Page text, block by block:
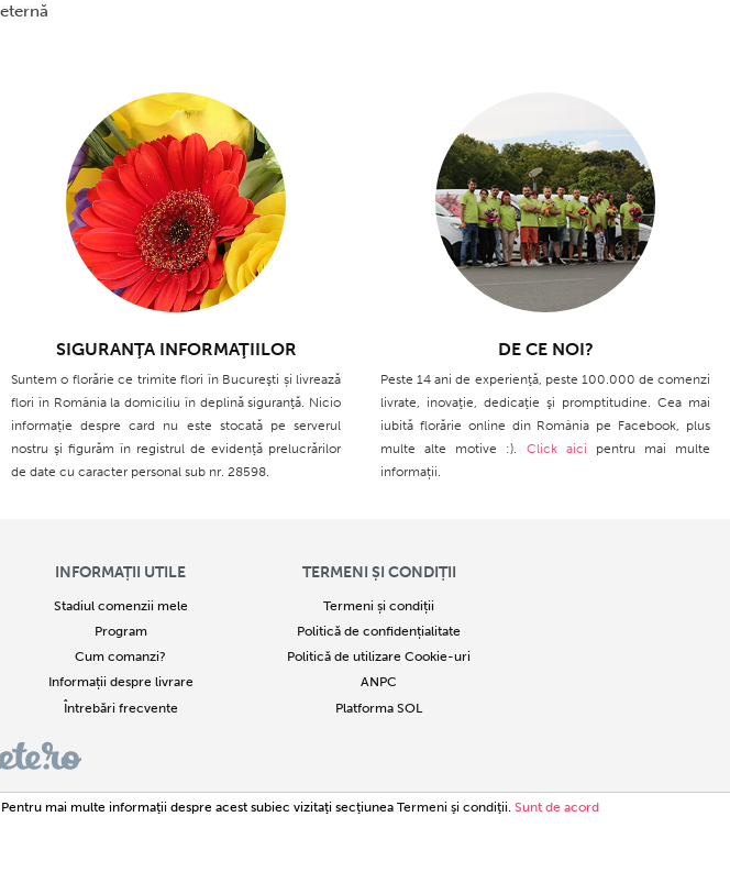
SIGURANŢA INFORMAŢIILOR
Suntem o florărie ce trimite flori în Bucureşti și livrează
flori în România la domiciliu în deplină siguranţă. Nicio
informaţie despre card nu este stocată pe serverul
nostru şi figurăm în registrul de evidenţă prelucrărilor
de date cu caracter personal sub nr. 28598.
DE CE NOI?
Peste 14 ani de experienţă, peste 100.000 de comenzi
livrate, inovaţie, dedicaţie şi promptitudine. Cea mai
iubită florărie online din România pe Facebook, plus
multe alte motive :). Click aici pentru mai multe
informații.
INFORMAȚII UTILE
Stadiul comenzii mele
Program
Cum comanzi?
Informații despre livrare
Întrebări frecvente
TERMENI ȘI CONDIȚII
Termeni și condiții
Politică de confidențialitate
Politică de utilizare Cookie-uri
ANPC
Platforma SOL
Team SRL Identificare fiscală : RO 17434780
mai multe informaţii despre acest subiec vizitaţi secţiunea Termeni şi condiţii. Sunt de acord